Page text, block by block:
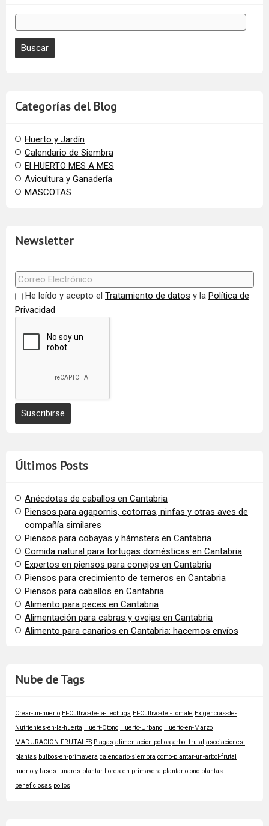
Categorías del Blog
Huerto y Jardín
Calendario de Siembra
El HUERTO MES A MES
Avicultura y Ganadería
MASCOTAS
Newsletter
He leído y acepto el Tratamiento de datos y la Política de
Privacidad
Últimos Posts
Anécdotas de caballos en Cantabria
Piensos para agapornis, cotorras, ninfas y otras aves de
compañía similares
Piensos para cobayas y hámsters en Cantabria
Comida natural para tortugas domésticas en Cantabria
Expertos en piensos para conejos en Cantabria
Piensos para crecimiento de terneros en Cantabria
Piensos para caballos en Cantabria
Alimento para peces en Cantabria
Alimentación para cabras y ovejas en Cantabria
Alimento para canarios en Cantabria: hacemos envíos
Nube de Tags
Crear-un-huerto El-Cultivo-de-la-Lechuga El-Cultivo-del-Tomate Exigencias-de-
Nutrientes-en-la-huerta Huert-Otono Huerto-Urbano Huerto-en-Marzo
MADURACION-FRUTALES Plagas alimentacion-pollos arbol-frutal asociaciones-
plantas bulbos-en-primavera calendario-siembra como-plantar-un-arbol-frutal
huerto-y-fases-lunares plantar-flores-en-primavera plantar-otono plantas-
beneficiosas pollos